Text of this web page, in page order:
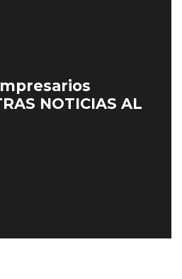
NOTICIAS AL